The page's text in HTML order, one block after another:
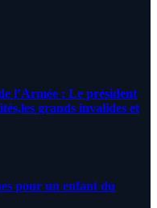
l’Armée : Le président
grands invalides et
pour un enfant du